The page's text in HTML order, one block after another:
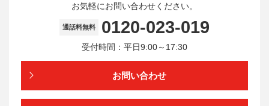
お気軽にお問い合わせください。
通話料無料 0120-023-019
受付時間：平日9:00～17:30
お問い合わせ